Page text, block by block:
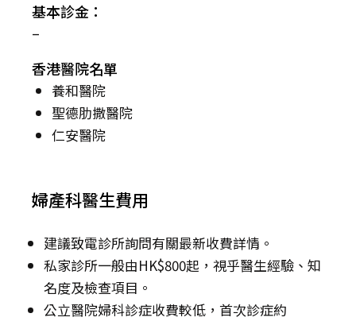
基本診金：
–
香港醫院名單
養和醫院
聖德肋撒醫院
仁安醫院
婦產科醫生費用
建議致電診所詢問有關最新收費詳情。
私家診所一般由HK$800起，視乎醫生經驗、知
名度及檢查項目。
公立醫院婦科診症收費較低，首次診症約